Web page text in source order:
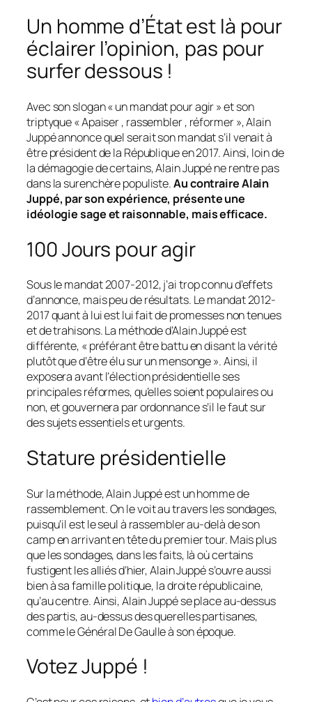
Un homme d’État est là pour
éclairer l’opinion, pas pour
surfer dessous !
Avec son slogan« un mandat pour agir »et son
triptyque« Apaiser , rassembler , réformer », Alain
Juppé annonce quel serait son mandat s’il venait à
être président de la République en 2017. Ainsi, loin de
la démagogie de certains, Alain Juppé ne rentre pas
dans la surenchère populiste.Au contraire Alain
Juppé, par son expérience, présente une
idéologie sage et raisonnable, mais efficace.
100 Jours pour agir
Sous le mandat 2007-2012, j’ai trop connu d’effets
d’annonce, mais peu de résultats. Le mandat 2012-
2017 quant à lui est lui fait de promesses non tenues
et de trahisons. La méthode d’Alain Juppé est
différente, « préférant être battu en disant la vérité
plutôt que d’être élu sur un mensonge ». Ainsi, il
exposera avant l’élection présidentielle ses
principales réformes, qu’elles soient populaires ou
non, et gouvernera par ordonnance s’il le faut sur
des sujets essentiels et urgents.
Stature présidentielle
Sur la méthode, Alain Juppé est un homme de
rassemblement. On le voit au travers les sondages,
puisqu’il est le seul à rassembler au-delà de son
camp en arrivant en tête du premier tour. Mais plus
que les sondages, dans les faits, là où certains
fustigent les alliés d’hier, Alain Juppé s’ouvre aussi
bien à sa famille politique, la droite républicaine,
qu’au centre. Ainsi, Alain Juppé se place au-dessus
des partis, au-dessus des querelles partisanes,
comme le Général De Gaulle à son époque.
Votez Juppé !